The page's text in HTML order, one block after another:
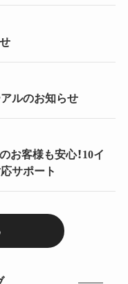
ルのお知らせ
お客様も安心！10イ
サポート